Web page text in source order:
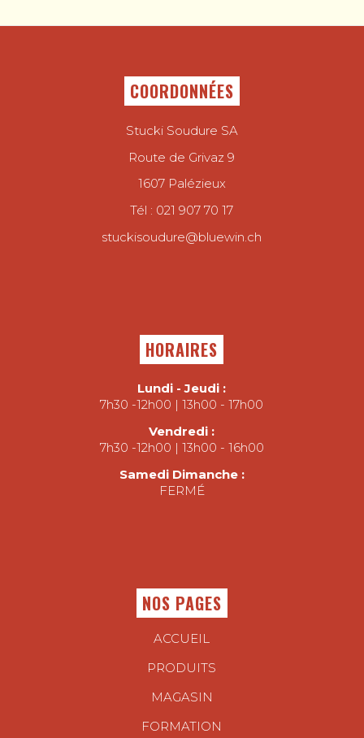
COORDONNÉES
Stucki Soudure SA
Route de Grivaz 9
1607 Palézieux
Tél : 021 907 70 17
stuckisoudure@bluewin.ch
HORAIRES
Lundi - Jeudi :
7h30 -12h00 | 13h00 - 17h00
Vendredi :
7h30 -12h00 | 13h00 - 16h00
Samedi Dimanche :
FERMÉ
NOS PAGES
ACCUEIL
PRODUITS
MAGASIN
FORMATION